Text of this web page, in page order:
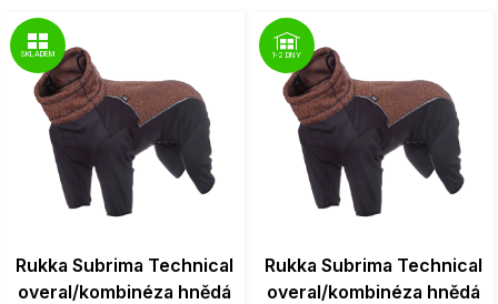
SKLADEM
Rukka Subrima Technical
overal/kombinéza hnědá
1-2 DNY
Rukka Subrima Technical
overal/kombinéza hnědá